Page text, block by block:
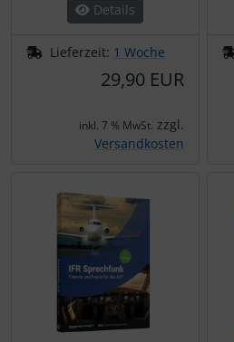
Details
Lieferzeit: 1 Woche
29,90 EUR
inkl. 7 % MwSt. zzgl.
Versandkosten